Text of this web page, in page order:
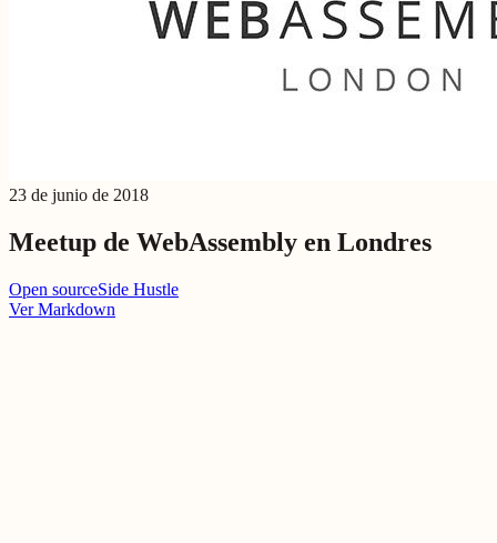
23 de junio de 2018
Meetup de WebAssembly en Londres
Open sourceSide Hustle
Ver Markdown